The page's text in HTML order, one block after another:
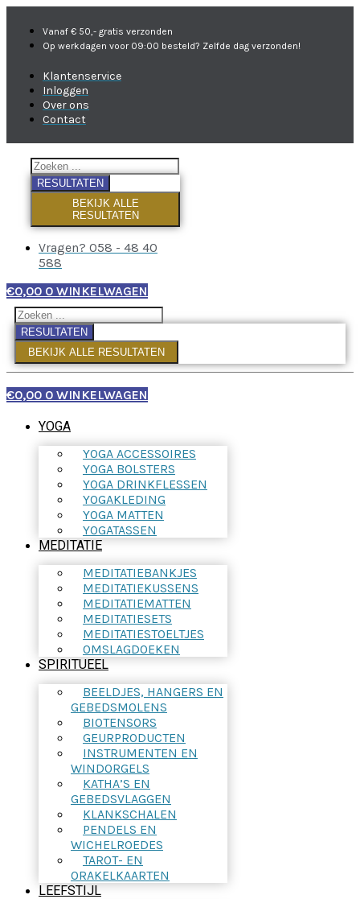
Vanaf € 50,- gratis verzonden
Op werkdagen voor 09:00 besteld? Zelfde dag verzonden!
Klantenservice
Inloggen
Over ons
Contact
RESULTATEN
BEKIJK ALLE
RESULTATEN
Vragen? 058 - 48 40
588
€0,00 0 WINKELWAGEN
RESULTATEN
BEKIJK ALLE RESULTATEN
€0,00 0 WINKELWAGEN
YOGA
YOGA ACCESSOIRES
YOGA BOLSTERS
YOGA DRINKFLESSEN
YOGAKLEDING
YOGA MATTEN
YOGATASSEN
MEDITATIE
MEDITATIEBANKJES
MEDITATIEKUSSENS
MEDITATIEMATTEN
MEDITATIESETS
MEDITATIESTOELTJES
OMSLAGDOEKEN
SPIRITUEEL
BEELDJES, HANGERS EN
GEBEDSMOLENS
BIOTENSORS
GEURPRODUCTEN
INSTRUMENTEN EN
WINDORGELS
KATHA’S EN
GEBEDSVLAGGEN
KLANKSCHALEN
PENDELS EN
WICHELROEDES
TAROT- EN
ORAKELKAARTEN
LEEFSTIJL